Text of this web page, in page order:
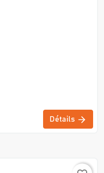
Détails